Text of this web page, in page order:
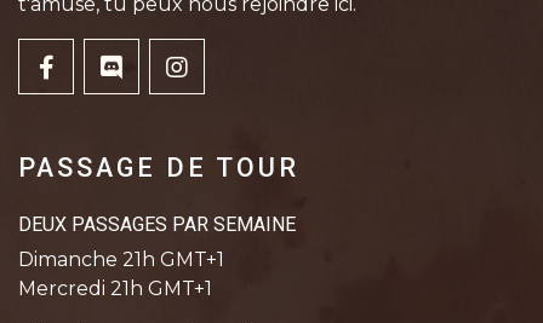
PASSAGE DE TOUR
DEUX PASSAGES PAR SEMAINE
Dimanche 21h GMT+1
Mercredi 21h GMT+1